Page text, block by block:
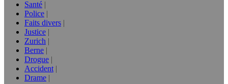
Santé
Police
Faits divers
Justice
Zurich
Berne
Drogue
Accident
Drame